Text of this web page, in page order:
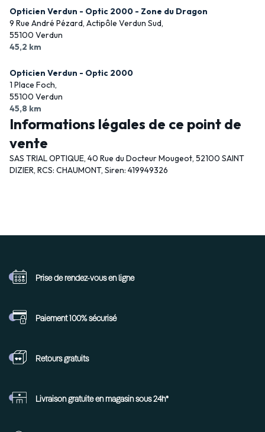
Opticien Verdun - Optic 2000 - Zone du Dragon
9 Rue André Pézard, Actipôle Verdun Sud,
55100 Verdun
45,2 km
Opticien Verdun - Optic 2000
1 Place Foch,
55100 Verdun
45,8 km
Informations légales de ce point de
vente
SAS TRIAL OPTIQUE, 40 Rue du Docteur Mougeot, 52100 SAINT
DIZIER, RCS: CHAUMONT, Siren: 419949326
Prise de rendez-vous en ligne
Paiement 100%sécurisé
Retoursgratuits
Livraison gratuite en magasin sous 24h*